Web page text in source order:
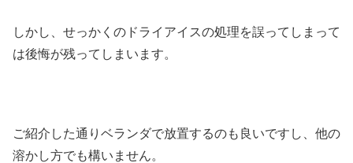
しかし、せっかくのドライアイスの処理を誤ってしまって
は後悔が残ってしまいます。
ご紹介した通りベランダで放置するのも良いですし、他の
溶かし方でも構いません。